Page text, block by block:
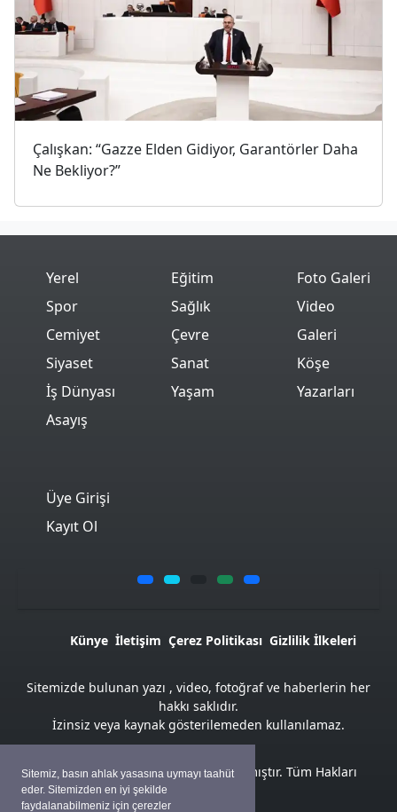
Sitemiz, basın ahlak yasasına uymayı taahüt
eder. Sitemizden en iyi şekilde
faydalanabilmeniz için çerezler
Çalışkan: “Gazze Elden Gidiyor, Garantörler Daha
Ne Bekliyor?”
Yerel
Spor
Cemiyet
Siyaset
İş Dünyası
Asayış
Eğitim
Sağlık
Çevre
Sanat
Yaşam
Foto Galeri
Video
Galeri
Köşe
Yazarları
Üye Girişi
Kayıt Ol
Künye İletişim Çerez Politikası Gizlilik İlkeleri
Sitemizde bulunan yazı , video, fotoğraf ve haberlerin her
hakkı saklıdır.
İzinsiz veya kaynak gösterilemeden kullanılamaz.
Atemya Haber Script ile hazırlanmıştır. Tüm Hakları